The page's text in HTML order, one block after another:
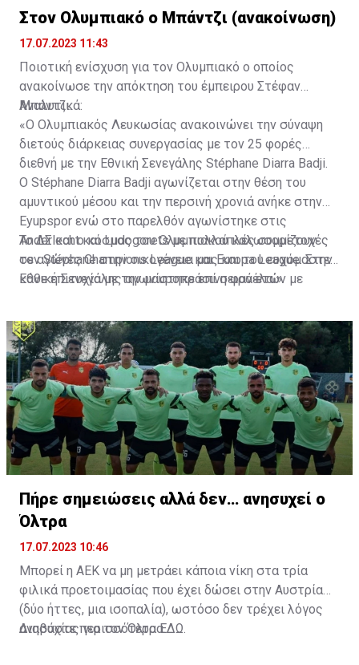
Στον Ολυμπιακό ο Μπάντζι (ανακοίνωση)
17.07.2023 11:43
Ποιοτική ενίσχυση για τον Ολυμπιακό ο οποίος
ανακοίνωσε την απόκτηση του έμπειρου Στέφαν
Μπάντζι.
Αναλυτικά:
«Ο Ολυμπιακός Λευκωσίας ανακοινώνει την σύναψη
διετούς διάρκειας συνεργασίας με τον 25 φορές
διεθνή με την Εθνική Σενεγάλης Stéphane Diarra Badji.
Ο Stéphane Diarra Badji αγωνίζεται στην θέση του
αμυντικού μέσου και την περσινή χρονιά ανήκε στην
Eyupspor ενώ στο παρελθόν αγωνίστηκε στις
Anderlecht και Ludogorets με πολλαπλές συμμετοχές
σε αγώνες Champions League και Europa League. Στην
Εθνική Σενεγάλης αγωνίστηκε επί σειρά ετών με
Cheikhou Kouyate, Papiss Cisse. Χαρακτηρίζεται από
εξαιρετικά αθλητικά προσόντα, τάκλιν ακριβείας και
άριστη τοποθέτηση σε όλο τον χώρο του κέντρου.
Το ΔΣ και ο κόσμος του Ολυμπιακού καλωσορίζουν
τον Stéphane στην οικογένεια μας και του ευχόμαστε
κάθε επιτυχία με την μαυροπράσινη φανέλα.»
Πήρε σημειώσεις αλλά δεν… ανησυχεί ο
Όλτρα
17.07.2023 10:46
Μπορεί η ΑΕΚ να μη μετράει κάποια νίκη στα τρία
φιλικά προετοιμασίας που έχει δώσει στην Αυστρία
(δύο ήττες, μια ισοπαλία), ωστόσο δεν τρέχει λόγος
ανησυχίας για τον Όλτρα.
Διαβάστε περισσότεραΕΔΩ.